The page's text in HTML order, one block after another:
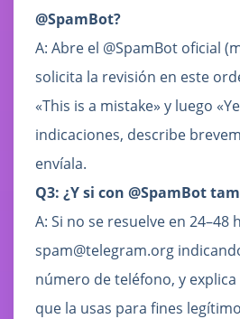
@SpamBot?
A: Abre el @SpamBot oficial
solicita la revisión en este
«This is a mistake» y luego
indicaciones, describe
envíala.
Q3: ¿Y si con @SpamBot
A: Si no se resuelve en 24–48
spam@telegram.org
número de teléfono, y
que la usas para fines